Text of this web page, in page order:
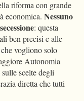
riforma con grande
economica. Nessuno
: questa
ben precisi e alle
vogliono solo
Autonomia
scelte degli
diretta che tutti